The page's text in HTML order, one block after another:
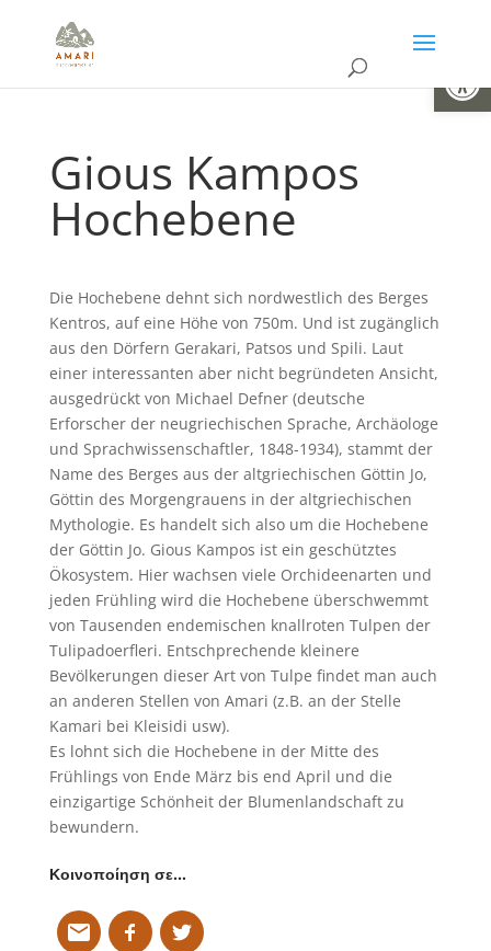
Gious Kampos
Hochebene
Die Hochebene dehnt sich nordwestlich des Berges
Kentros, auf eine Höhe von 750m. Und ist zugänglich
aus den Dörfern Gerakari, Patsos und Spili. Laut
einer interessanten aber nicht begründeten Ansicht,
ausgedrückt von Michael Defner (deutsche
Erforscher der neugriechischen Sprache, Archäologe
und Sprachwissenschaftler, 1848-1934), stammt der
Name des Berges aus der altgriechischen Göttin Jo,
Göttin des Morgengrauens in der altgriechischen
Mythologie. Es handelt sich also um die Hochebene
der Göttin Jo. Gious Kampos ist ein geschütztes
Ökosystem. Hier wachsen viele Orchideenarten und
jeden Frühling wird die Hochebene überschwemmt
von Tausenden endemischen knallroten Tulpen der
Tulipadoerfleri. Entschprechende kleinere
Bevölkerungen dieser Art von Tulpe findet man auch
an anderen Stellen von Amari (z.B. an der Stelle
Kamari bei Kleisidi usw).
Es lohnt sich die Hochebene in der Mitte des
Frühlings von Ende März bis end April und die
einzigartige Schönheit der Blumenlandschaft zu
bewundern.
Κοινοποίηση σε…